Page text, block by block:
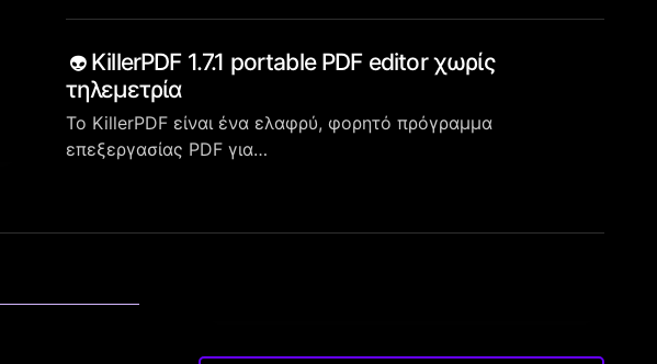
KillerPDF 1.7.1 portable PDF editor χωρίς
τηλεμετρία
Το KillerPDF είναι ένα ελαφρύ, φορητό πρόγραμμα
επεξεργασίας PDF για…